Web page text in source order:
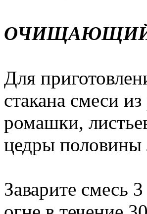
ОЧИЩАЮЩИЙ
Для
стакана смеси
ромашки,
цедры половины
Заварите смесь